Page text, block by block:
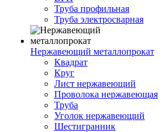
Труба профильная
Труба электросварная
Нержавеющий металлопрокат
Квадрат
Круг
Лист нержавеющий
Проволока нержавеющая
Труба
Уголок нержавеющий
Шестигранник